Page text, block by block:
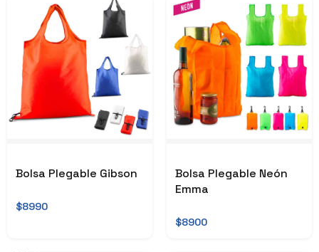
Bolsa Plegable Gibson
$8990
Bolsa Plegable Neón
Emma
$8900